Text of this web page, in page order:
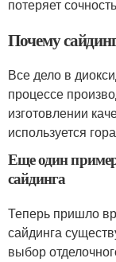
потеряет
Почему
Все дело в
процессе
изготовлении
используется
Еще один
сайдинга
Теперь пришло
сайдинга
выбор